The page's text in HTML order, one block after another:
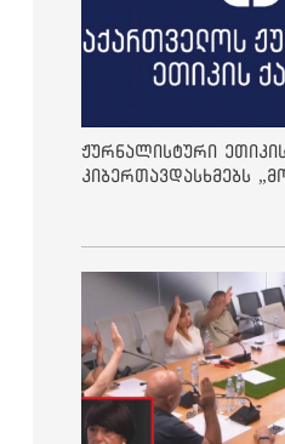
ჟურნალისტური
კიბერთავდასხმებს